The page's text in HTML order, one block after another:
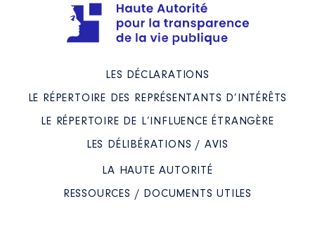
LES DÉCLARATIONS
LE RÉPERTOIRE DES REPRÉSENTANTS D’INTÉRÊTS
LE RÉPERTOIRE DE L’INFLUENCE ÉTRANGÈRE
LES DÉLIBÉRATIONS / AVIS
LA HAUTE AUTORITÉ
RESSOURCES / DOCUMENTS UTILES